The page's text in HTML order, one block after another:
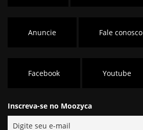
Anuncie Fale conosco
Facebook Youtube
Inscreva-se no Moozyca